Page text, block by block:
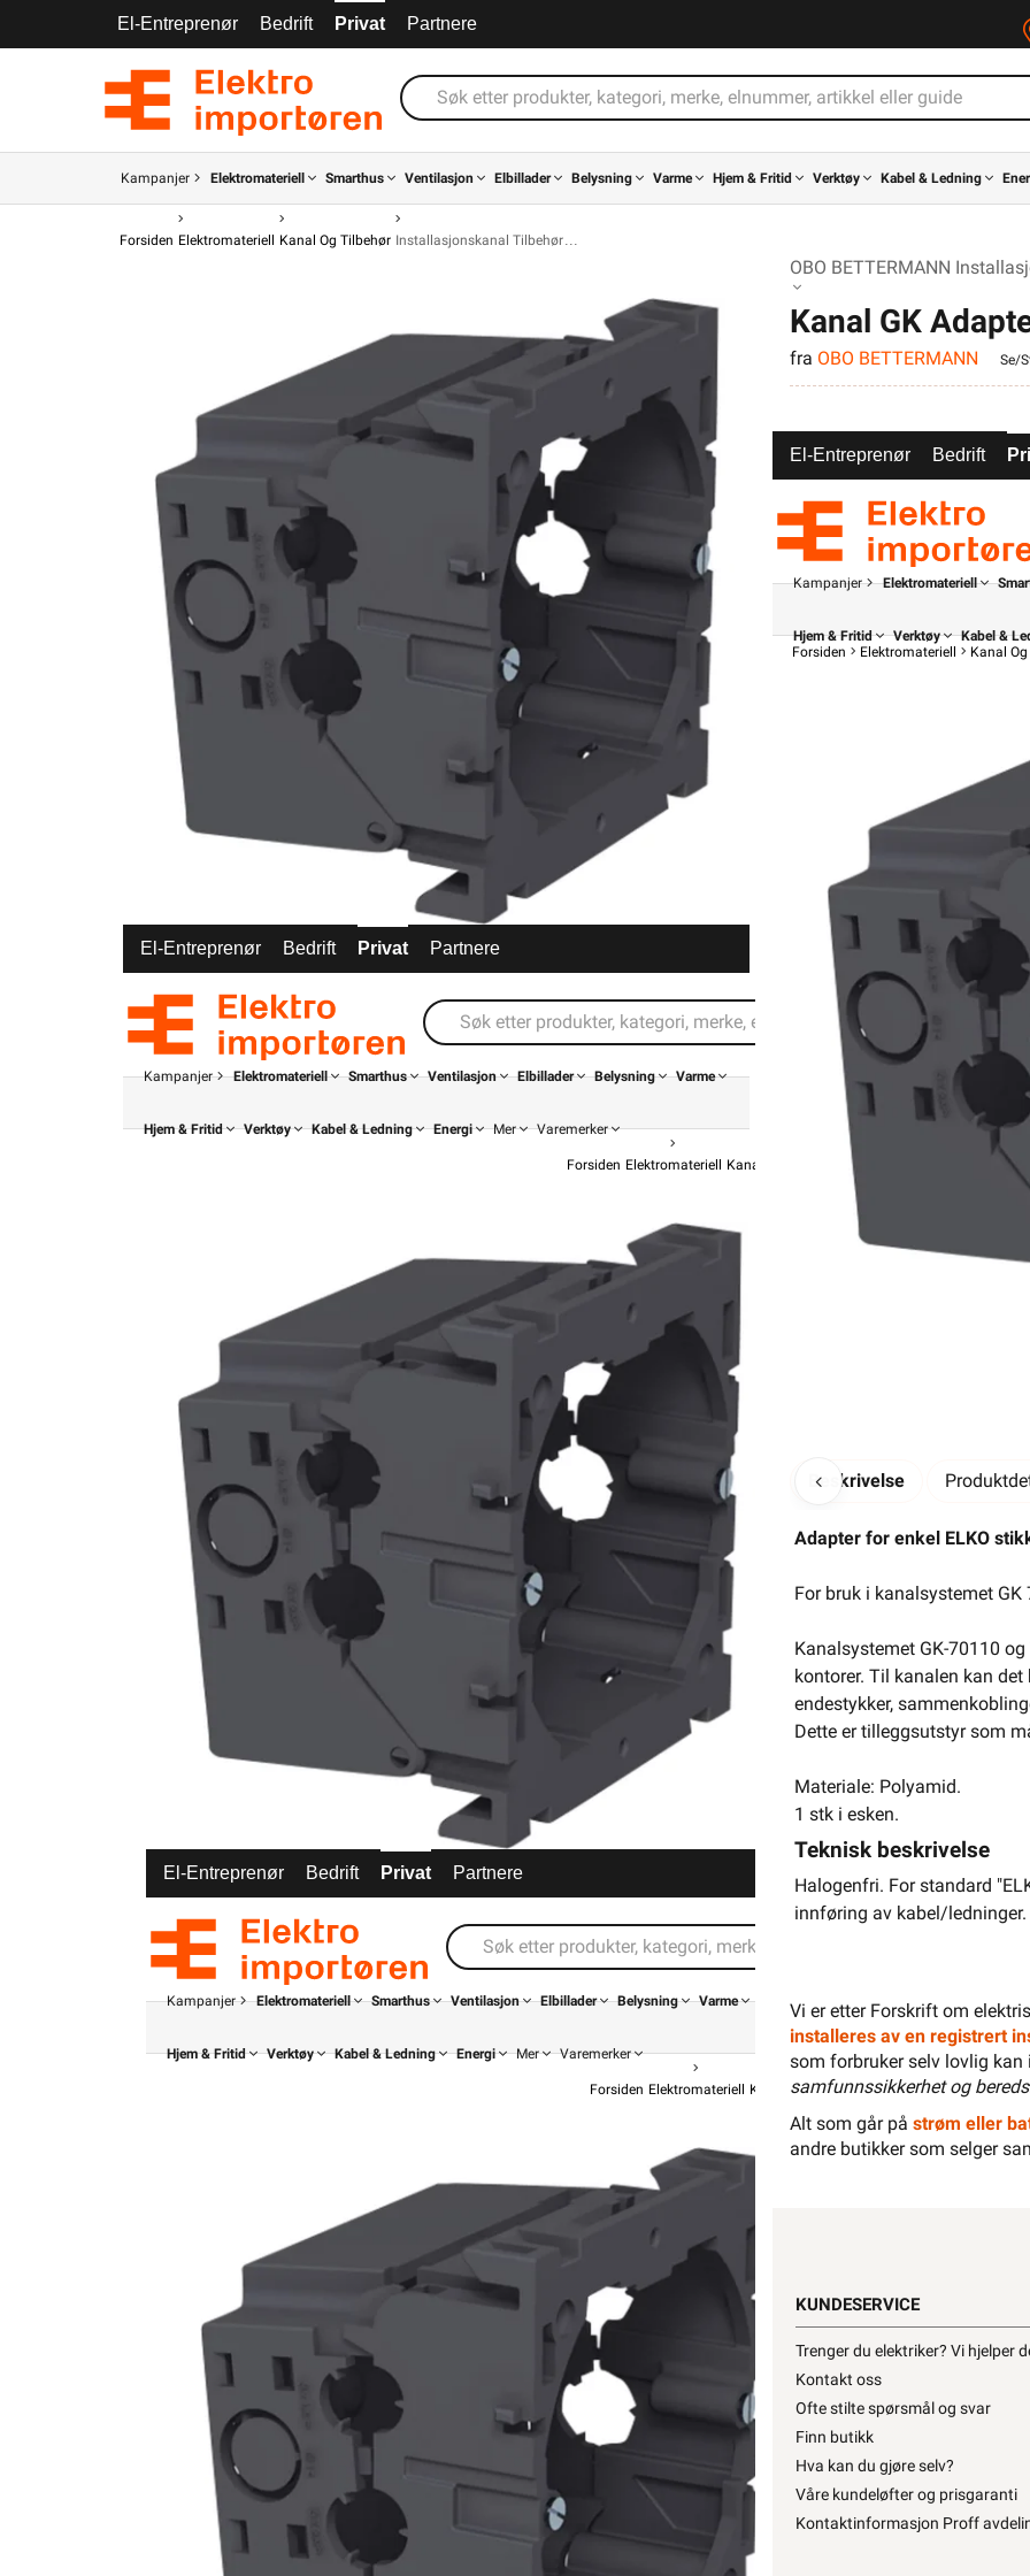
El-Entreprenør Bedrift Privat Partnere
Kampanjer Elektromateriell Smarthus Ventilasjon Elbillader Belysning Varme Hjem & Fritid Verktøy Kabel & Ledning
Forsiden Elektromateriell Kanal Og Tilbehør Installasjonskanal Tilbehør
OBO BETTERMANN
Kanal GK
Stikkontakt OBO
fra OBO BETTERMANN Se/
El-Entreprenør Bedrift Privat Partnere
Kampanjer Elektromateriell Smarthus Ventilasjon Elbillader Belysning Varme
Hjem & Fritid Verktøy Kabel & Ledning Energi Mer Varemerker
Forsiden Elektromateriell Kanal Og Tilbehør Installasjonskanal Tilbehør
OBO
Kanal GK
El-Entreprenør Bedrift Privat Partnere
Kampanjer Elektromateriell Smarthus Ventilasjon Elbillader Belysning Varme
Hjem & Fritid Verktøy Kabel & Ledning Energi Mer Varemerker
Forsiden Elektromateriell Kanal Og Tilbehør Installasjonskanal
OBO
Kanal
108,90
El-Entreprenør Bedrift
Kampanjer Elektromateriell
Hjem & Fritid Verktøy Kabel &
Forsiden
Elektromateriell Kanal
Beskrivelse
Adapter for enkel ELKO
For bruk i kanalsystemet
Kanalsystemet GK-70110
kontorer. Til kanalen kan
endestykker,
Dette er tilleggsutstyr som
Materiale: Polyamid.
1 stk i esken.
Teknisk beskrivelse
Halogenfri. For standard
innføring av kabel/
Vi er etter Forskrift om
installeres av en registrert
som forbruker selv lovlig kan
samfunnssikkerhet og
Alt som går på strøm eller
andre butikker som selger
KUNDESERVICE
Trenger du elektriker? Vi hjelper
Kontakt oss
Ofte stilte spørsmål og svar
Finn butikk
Hva kan du gjøre selv?
Våre kundeløfter og prisgaranti
Kontaktinformasjon Proff